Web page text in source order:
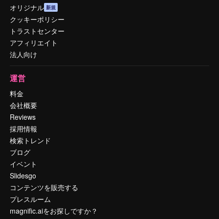
オリジナル 新規
クッキーポリシー
トラストセンター
アフィリエイト
法人向け
運営
料金
会社概要
Reviews
採用情報
検索トレンド
ブログ
イベント
Slidesgo
コンテンツを販売する
プレスルーム
magnific.aiをお探しですか？